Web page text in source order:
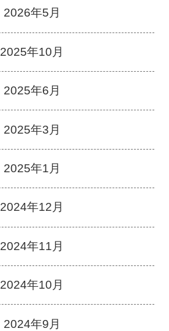
2026年5月
2025年10月
2025年6月
2025年3月
2025年1月
2024年12月
2024年11月
2024年10月
2024年9月